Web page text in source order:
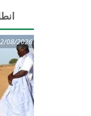
08/2026 - 19:14